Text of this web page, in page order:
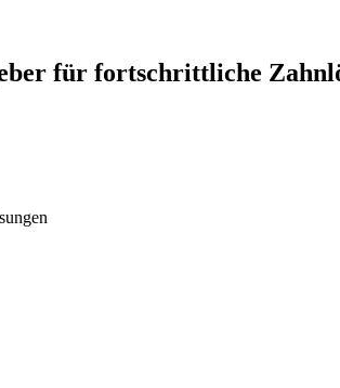
für fortschrittliche